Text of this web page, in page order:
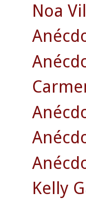
Noa
Kelly